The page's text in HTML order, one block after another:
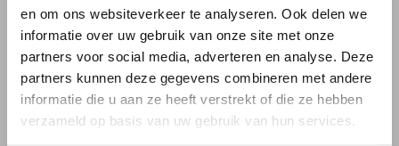
en om ons websiteverkeer te analyseren. Ook delen we
informatie over uw gebruik van onze site met onze
partners voor social media, adverteren en analyse. Deze
partners kunnen deze gegevens combineren met andere
informatie die u aan ze heeft verstrekt of die ze hebben
verzameld op basis van uw gebruik van hun services.
Es scheint, dass du uns von einem anderen Land aus
Bist du am richtigen Ort?
Zur niederländischen Seite wechseln